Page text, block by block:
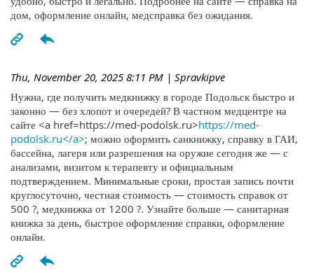
дом, оформление онлайн, медсправка без ожидания.
Thu, November 20, 2025 8:11 PM | Spravkipve
Нужна, где получить медкнижку в городе Подольск быстро и
законно — без хлопот и очередей? В частном медцентре на
сайте <a href=https://med-podolsk.ru>https://med-
podolsk.ru</a>; можно оформить санкнижку, справку в ГАИ,
бассейна, лагеря или разрешения на оружие сегодня же — с
анализами, визитом к терапевту и официальным
подтверждением. Минимальные сроки, простая запись почти
круглосуточно, честная стоимость — стоимость справок от
500 ?, медкнижка от 1200 ?. Узнайте больше — санитарная
книжка за день, быстрое оформление справки, оформление
онлайн.